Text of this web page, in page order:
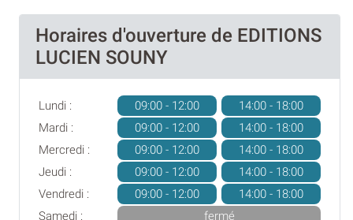
Horaires d'ouverture de EDITIONS
LUCIEN SOUNY
Lundi : 09:00 - 12:00
14:00 - 18:00
Mardi :
09:00 - 12:00
14:00 - 18:00
Mercredi :
09:00 - 12:00
14:00 - 18:00
Jeudi :
09:00 - 12:00
14:00 - 18:00
Vendredi :
09:00 - 12:00
14:00 - 18:00
Samedi :
fermé